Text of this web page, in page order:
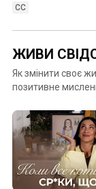
CC
ЖИВИ
Як змінити своє
позитивне
житті діє за